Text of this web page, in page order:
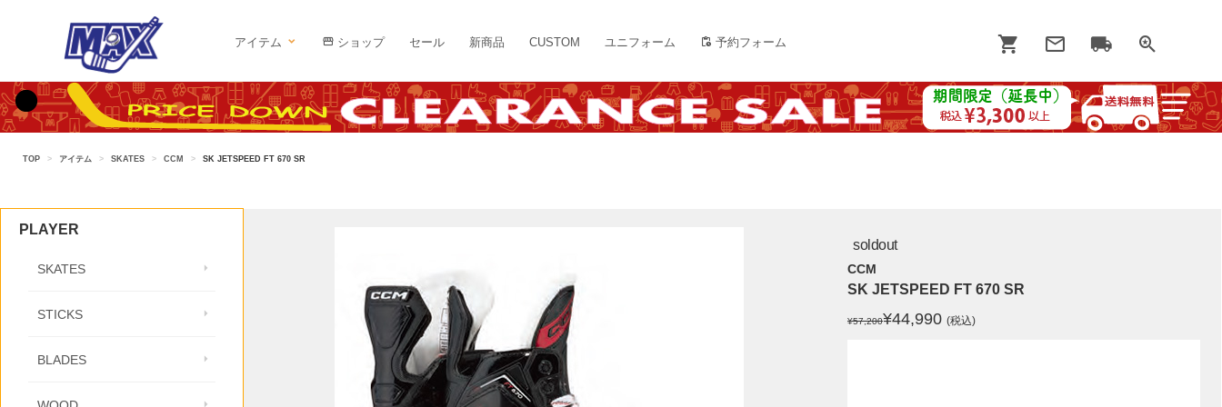
アイテム ショップ セール 新商品 CUSTOM ユニフォーム 予約フォーム
TOP > アイテム > SKATES > CCM > SK JETSPEED FT 670 SR
PLAYER
SKATES
STICKS
BLADES
soldout
CCM
SK JETSPEED FT 670 SR
¥57,200¥44,990 (税込)